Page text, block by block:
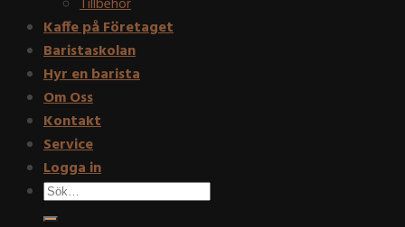
Kaffe på Företaget
Baristaskolan
Hyr en barista
Om Oss
Kontakt
Service
Logga in
Sök
efter: